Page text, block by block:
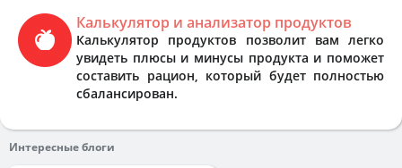
Калькулятор и анализатор продуктов
Калькулятор продуктов позволит вам легко
увидеть плюсы и минусы продукта и поможет
составить рацион, который будет полностью
сбалансирован.
Интересные блоги